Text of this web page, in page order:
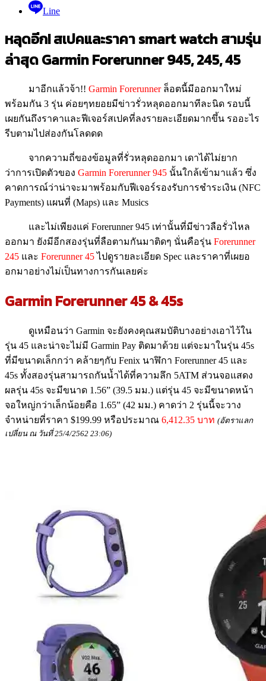
Line
หลุดอีก! สเปคและราคา smart watch สามรุ่น
ล่าสุด Garmin Forerunner 945, 245, 45
มาอีกแล้วจ้า!! Garmin Forerunnerล็อตนี้มีออกมาใหม่
พร้อมกัน 3 รุ่น ค่อยๆทยอยมีข่าวรั่วหลุดออกมาทีละนิด รอบนี้
เผยกันถึงราคาและฟีเจอร์สเปคที่ลงรายละเอียดมากขึ้น รออะไร
รีบตามไปส่องกันโลดดด
จากความถี่ของข้อมูลที่รั่วหลุดออกมา เดาได้ไม่ยาก
ว่าการเปิดตัวของ Garmin Forerunner 945 นั้นใกล้เข้ามาแล้ว ซึ่ง
คาดการณ์ว่าน่าจะมาพร้อมกับฟีเจอร์รองรับการชำระเงิน (NFC
Payments) แผนที่ (Maps) และ Musics
และไม่เพียงแค่ Forerunner 945 เท่านั้นที่มีข่าวลือรั่วไหล
ออกมา ยังมีอีกสองรุ่นที่ลือตามกันมาติดๆ นั่นคือรุ่น Forerunner
245 และ Forerunner 45ไปดูรายละเอียด Spec และราคาที่เผยอ
อกมาอย่างไม่เป็นทางการกันเลยค่ะ
Garmin Forerunner 45 & 45s
ดูเหมือนว่า Garmin จะยังคงคุณสมบัติบางอย่างเอาไว้ใน
รุ่น 45 และน่าจะไม่มี Garmin Pay ติดมาด้วย แต่จะมาในรุ่น 45s
ที่มีขนาดเล็กกว่า คล้ายๆกับ Fenix นาฬิกา Forerunner 45 และ
45s ทั้งสองรุ่นสามารถกันน้ำได้ที่ความลึก 5ATM ส่วนจอแสดง
ผลรุ่น 45s จะมีขนาด 1.56” (39.5 มม.) แต่รุ่น 45 จะมีขนาดหน้า
จอใหญ่กว่าเล็กน้อยคือ 1.65” (42 มม.) คาดว่า 2 รุ่นนี้จะวาง
จำหน่ายที่ราคา $199.99 หรือประมาณ 6,412.35 บาท (อัตราแลก
เปลี่ยน ณ วันที่ 25/4/2562 23:06)